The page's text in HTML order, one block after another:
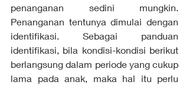
penanganan sedini mungkin.
Penanganan tentunya dimulai dengan
identifikasi. Sebagai panduan
identifikasi, bila kondisi-kondisi berikut
berlangsung dalam periode yang cukup
lama pada anak, maka hal itu perlu